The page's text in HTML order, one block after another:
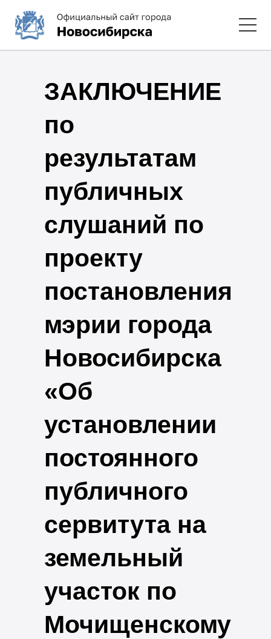
ЗАКЛЮЧЕНИЕ
по
результатам
публичных
слушаний по
проекту
постановления
мэрии города
Новосибирска
«Об
установлении
постоянного
публичного
сервитута на
земельный
участок по
Мочищенскому